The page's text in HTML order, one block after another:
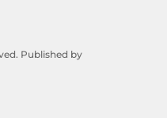
Published by